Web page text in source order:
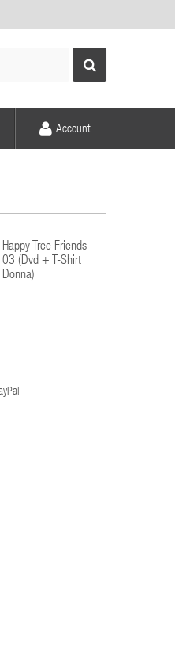
Account
Happy Tree Friends
03 (Dvd + T-Shirt
Donna)